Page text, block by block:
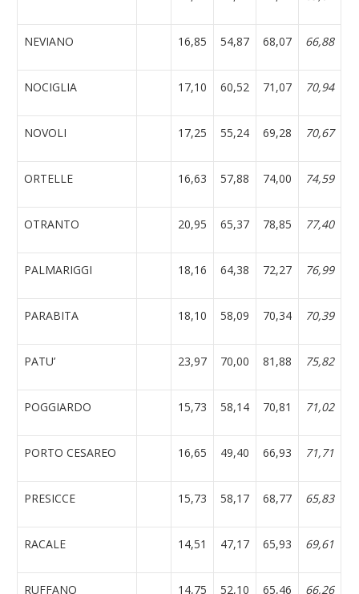
NEVIANO 16,85 54,87 68,07 66,88
NOCIGLIA 17,10 60,52 71,07 70,94
NOVOLI 17,25 55,24 69,28 70,67
ORTELLE 16,63 57,88 74,00 74,59
OTRANTO 20,95 65,37 78,85 77,40
PALMARIGGI 18,16 64,38 72,27 76,99
PARABITA 18,10 58,09 70,34 70,39
PATU’ 23,97 70,00 81,88 75,82
POGGIARDO 15,73 58,14 70,81 71,02
PORTO CESAREO 16,65 49,40 66,93 71,71
PRESICCE 15,73 58,17 68,77 65,83
RACALE 14,51 47,17 65,93 69,61
RUFFANO 14,75 52,10 65,46 66,26